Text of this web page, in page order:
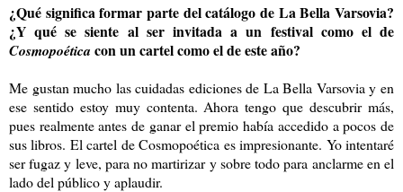
¿Qué significa formar parte del catálogo de La Bella Varsovia?
¿Y qué se siente al ser invitada a un festival como el de
Cosmopoética con un cartel como el de este año?
Me gustan mucho las cuidadas ediciones de La Bella Varsovia y en
ese sentido estoy muy contenta. Ahora tengo que descubrir más,
pues realmente antes de ganar el premio había accedido a pocos de
sus libros. El cartel de Cosmopoética es impresionante. Yo intentaré
ser fugaz y leve, para no martirizar y sobre todo para anclarme en el
lado del público y aplaudir.